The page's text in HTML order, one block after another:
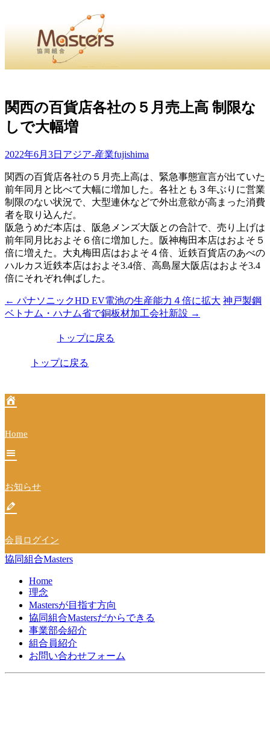
せ・
・Home・ ・理 念・ ・沿 革・ ・組織図・ ・会
協同組合Masters／
国土交通省・経済産業省・農林水産省・厚生労働省 認可
Masters組合員ログイン
関西の百貨店各社の５月売上高 制限な
しで大幅増
2022年6月3日 アジア-産業fujishima
関西の百貨店各社の５月売上高は、緊急事態宣言が出ていた
前年同月と比べて大幅に増加した。各社とも３年ぶりに営業
制限のない状況で、大型連休などで外出意欲が高まった消費
者を取り込んだ。
阪急うめだ本店は、阪急メンズ大阪との合計で、売り上げは
前年同月比およそ６倍に増加した。阪神梅田本店はおよそ５
倍に増えた。大丸梅田店はおよそ４倍、近鉄百貨店のあべの
ハルカス近鉄本店はおよそ3.4倍、高島屋大阪店はおよそ3.4
倍にそれぞれ伸ばした。
投
稿
ー
ョ
ン
← パナソニックHD EV電池の生産能力４倍に拡大 神戸製鋼
ベトナム・ハナム省で銅板材加工会社新設 →
トップに戻る
トップに戻る
Home
お知らせ
会員ログイン
協同組合Masters
Home
理念
Mastersが目指す方向
協同組合Mastersだからできる
事業部会紹介
組合員紹介
お問い合わせフォーム